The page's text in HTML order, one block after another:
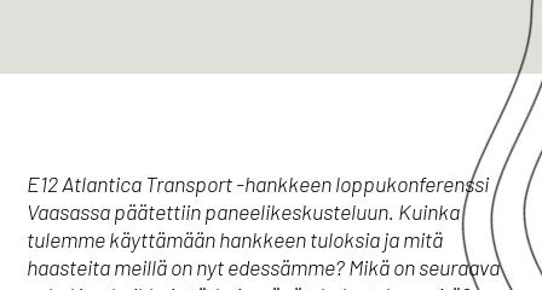
E12 Atlantica Transport -hankkeen loppukonferenssi
Vaasassa päätettiin paneelikeskusteluun. Kuinka
tulemme käyttämään hankkeen tuloksia ja mitä
haasteita meillä on nyt edessämme? Mikä on seuraava